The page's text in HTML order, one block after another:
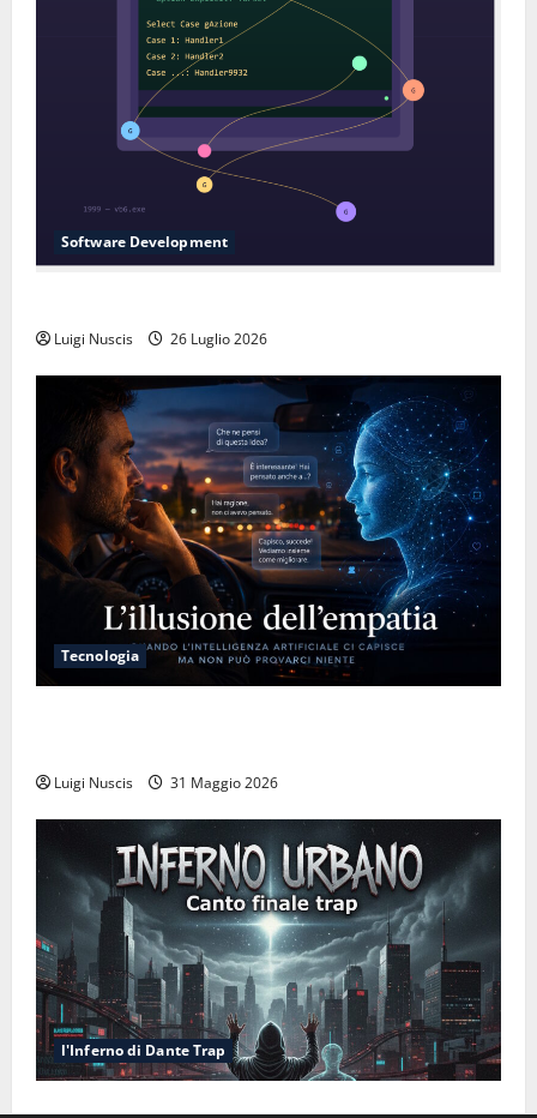
Software Development
Luigi Nuscis 26 Luglio 2026
Tecnologia
Luigi Nuscis 31 Maggio 2026
l'Inferno di Dante Trap